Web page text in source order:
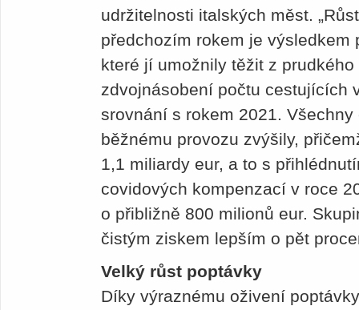
udržitelnosti italských měst.
předchozím rokem je výsledkem
které jí umožnily těžit z
zdvojnásobení počtu cestujících
srovnání s rokem 2021.
běžnému provozu zvýšily,
1,1 miliardy eur, a to s
covidových kompenzací v roce
o přibližně 800 milionů eur.
čistým ziskem lepším o pět
Velký růst poptávky
Díky výraznému oživení